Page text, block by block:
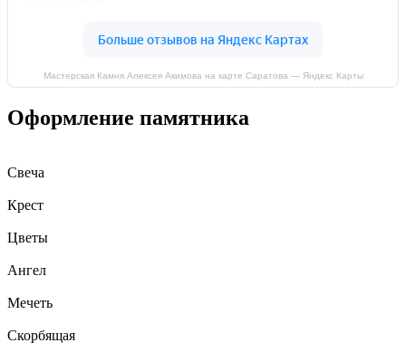
Мастерская Камня Алексея Акимова на карте Саратова — Яндекс Карты
Оформление памятника
Свеча
Крест
Цветы
Ангел
Мечеть
Скорбящая